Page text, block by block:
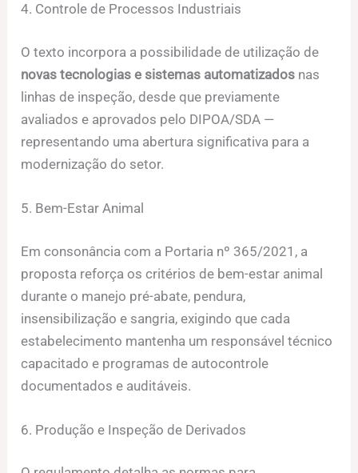
4. Controle de Processos Industriais
O texto incorpora a possibilidade de utilização de
novas tecnologias e sistemas automatizados nas
linhas de inspeção, desde que previamente
avaliados e aprovados pelo DIPOA/SDA —
representando uma abertura significativa para a
modernização do setor.
5. Bem-Estar Animal
Em consonância com a Portaria nº 365/2021, a
proposta reforça os critérios de bem-estar animal
durante o manejo pré-abate, pendura,
insensibilização e sangria, exigindo que cada
estabelecimento mantenha um responsável técnico
capacitado e programas de autocontrole
documentados e auditáveis.
6. Produção e Inspeção de Derivados